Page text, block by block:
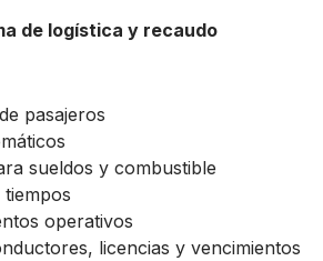
de logística y recaudo
pasajeros
sueldos y combustible
operativos
licencias y vencimientos